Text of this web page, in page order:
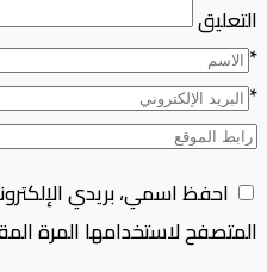
التعليق
*
*
احفظ اسمي، بريدي
المتصفح لاستخدامها المرة